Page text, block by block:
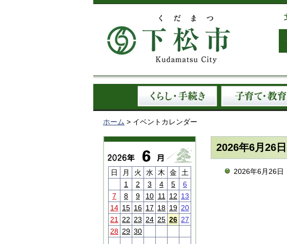
ホーム > イベントカレンダー
日 月 火 水 木 金
土
1
2 3 4 5
6
7
8 9 10 11 12 13
14 15 16 17 18 19 20
21
22 23 24 25 26 27
28 29 30
2026年6月26
2026年6月26日